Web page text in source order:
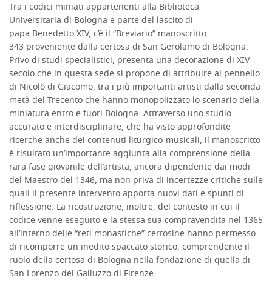
Tra i codici miniati appartenenti alla Biblioteca
Universitaria di Bologna e parte del lascito di
papa Benedetto XIV, c’è il “Breviario” manoscritto
343 proveniente dalla certosa di San Gerolamo di Bologna.
Privo di studi specialistici, presenta una decorazione di XIV
secolo che in questa sede si propone di attribuire al pennello
di Nicolò di Giacomo, tra i più importanti artisti dalla seconda
metà del Trecento che hanno monopolizzato lo scenario della
miniatura entro e fuori Bologna. Attraverso uno studio
accurato e interdisciplinare, che ha visto approfondite
ricerche anche dei contenuti liturgico-musicali, il manoscritto
è risultato un’importante aggiunta alla comprensione della
rara fase giovanile dell’artista, ancora dipendente dai modi
del Maestro del 1346, ma non priva di incertezze critiche sulle
quali il presente intervento apporta nuovi dati e spunti di
riflessione. La ricostruzione, inoltre, del contesto in cui il
codice venne eseguito e la stessa sua compravendita nel 1365
all’interno delle “reti monastiche” certosine hanno permesso
di ricomporre un inedito spaccato storico, comprendente il
ruolo della certosa di Bologna nella fondazione di quella di
San Lorenzo del Galluzzo di Firenze.